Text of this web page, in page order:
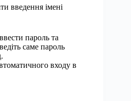
пароль та
саме пароль